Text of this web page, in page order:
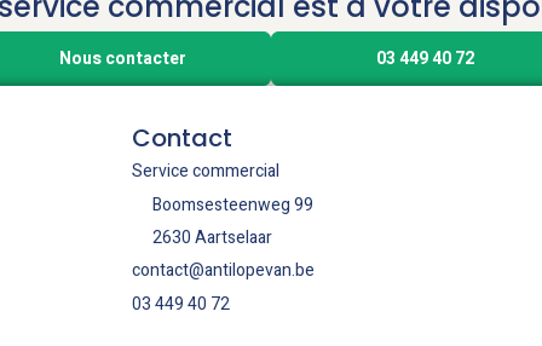
Nous contacter 03 449 40 72
Contact
Service commercial
Boomsesteenweg 99
2630 Aartselaar
contact@antilopevan.be
03 449 40 72